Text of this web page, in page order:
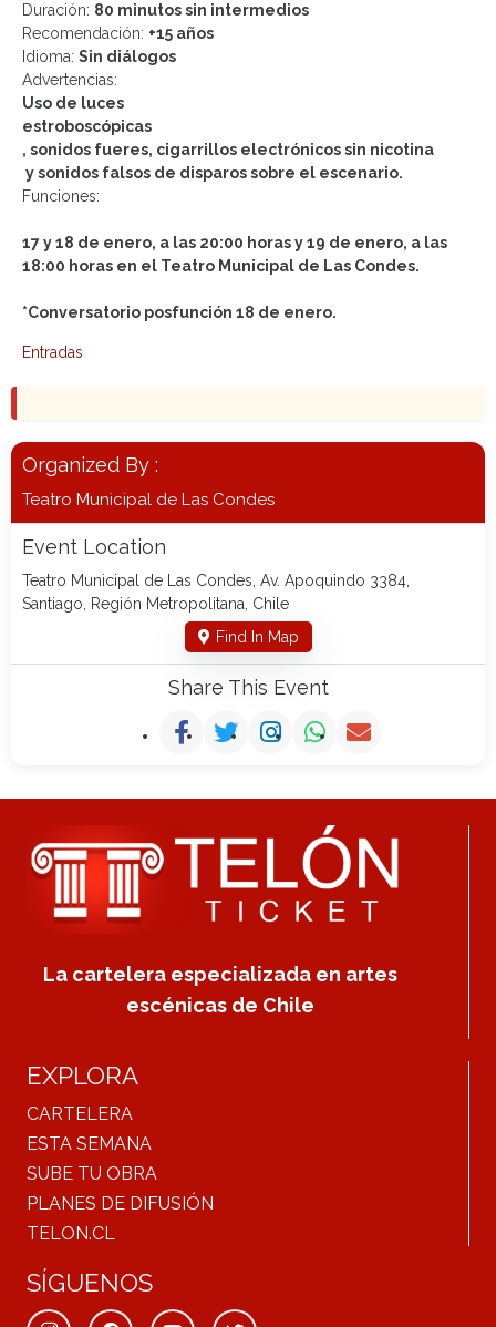
Duración: 80 minutos sin intermedios
Recomendación: +15 años
Idioma: Sin diálogos
Advertencias:
Uso de luces
estroboscópicas
, sonidos fueres, cigarrillos electrónicos sin nicotina
y sonidos falsos de disparossobre el escenario.
Funciones:
17 y 18 de enero, a las 20:00 horas y 19 de enero, a las
18:00 horas en el Teatro Municipal de Las Condes.
*Conversatorio posfunción 18 de enero.
Entradas
Organized By :
Teatro Municipal de Las Condes
Event Location
Teatro Municipal de Las Condes, Av. Apoquindo 3384,
Santiago, Región Metropolitana, Chile
Find In Map
Share This Event
La cartelera especializada en artes
escénicas de Chile
EXPLORA
CARTELERA
ESTA SEMANA
SUBE TU OBRA
PLANES DE DIFUSIÓN
TELON.CL
SÍGUENOS